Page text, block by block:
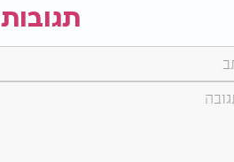
תגובות